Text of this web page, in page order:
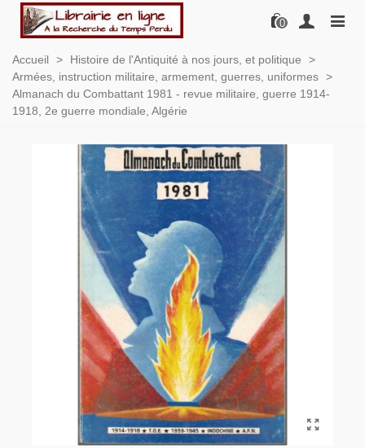
0
Accueil > Histoire de l'Antiquité à nos jours, et politique
>
Armées, instruction militaire, armement, guerres, uniformes >
Almanach du Combattant 1981 - revue militaire, guerre 1914-
1918, 2e guerre mondiale, Algérie